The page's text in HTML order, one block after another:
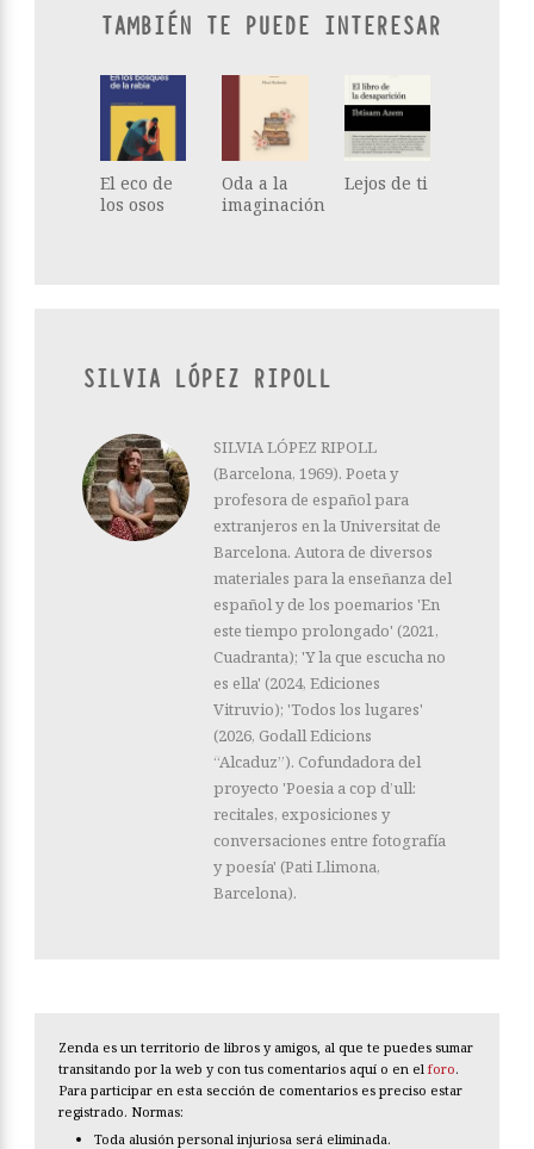
TAMBIÉN TE PUEDE INTERESAR
El eco de
los osos
Oda a la
imaginación
Lejos de ti
SILVIA LÓPEZ RIPOLL
SILVIA LÓPEZ RIPOLL
(Barcelona, 1969). Poeta y
profesora de español para
extranjeros en la Universitat de
Barcelona. Autora de diversos
materiales para la enseñanza del
español y de los poemarios 'En
este tiempo prolongado' (2021,
Cuadranta); 'Y la que escucha no
es ella' (2024, Ediciones
Vitruvio); 'Todos los lugares'
(2026, Godall Edicions
“Alcaduz”). Cofundadora del
proyecto 'Poesia a cop d’ull:
recitales, exposiciones y
conversaciones entre fotografía
y poesía' (Pati Llimona,
Barcelona).
Zenda es un territorio de libros y amigos, al que te puedes sumar
transitando por la web y con tus comentarios aquí o en el foro.
Para participar en esta sección de comentarios es preciso estar
registrado. Normas:
Toda alusión personal injuriosa será eliminada.